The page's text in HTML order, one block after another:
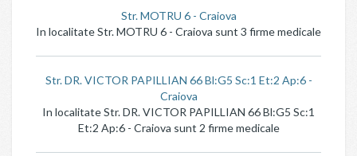
Str. MOTRU 6 - Craiova
In localitate Str. MOTRU 6 - Craiova sunt 3 firme medicale
Str. DR. VICTOR PAPILLIAN 66 Bl:G5 Sc:1 Et:2 Ap:6 -
Craiova
In localitate Str. DR. VICTOR PAPILLIAN 66 Bl:G5 Sc:1
Et:2 Ap:6 - Craiova sunt 2 firme medicale